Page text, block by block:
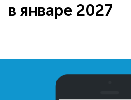
в январе 2027